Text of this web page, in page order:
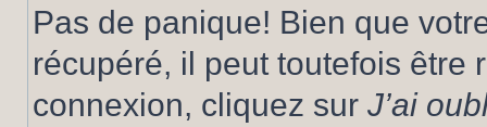
Pas de panique! Bien que
récupéré, il peut toutefois être
connexion, cliquez sur J’ai